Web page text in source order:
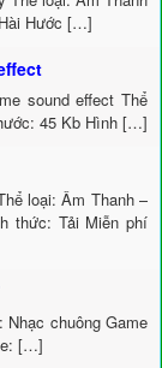
Hước […]
sound effect Thể
45 Kb Hình […]
loại: Âm Thanh –
thức: Tải Miễn phí
Nhạc chuông Game
[…]